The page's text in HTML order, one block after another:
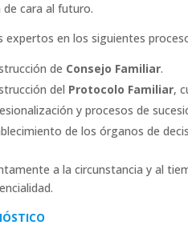
de cara al futuro.
expertos en los siguientes
de Consejo Familiar.
del Protocolo Familiar,
y procesos de
de los órganos de
a la circunstancia y al